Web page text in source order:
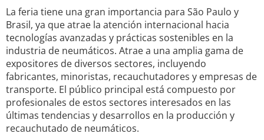
La feria tiene una gran importancia para São Paulo y
Brasil, ya que atrae la atención internacional hacia
tecnologías avanzadas y prácticas sostenibles en la
industria de neumáticos. Atrae a una amplia gama de
expositores de diversos sectores, incluyendo
fabricantes, minoristas, recauchutadores y empresas de
transporte. El público principal está compuesto por
profesionales de estos sectores interesados en las
últimas tendencias y desarrollos en la producción y
recauchutado de neumáticos.